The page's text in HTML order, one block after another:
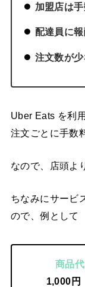
加盟店は
配達員に
注文数が
Uber Eats を利
注文ごとに手数
なので、店頭よ
ちなみにサービ
ので、例として
商品
1,000